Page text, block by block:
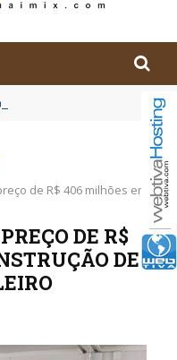
representam o Brasil no
de R$ 406 milhões em
DE R$
DE